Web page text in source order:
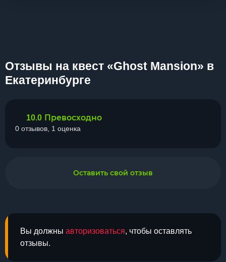
Отзывы на квест «Ghost Mansion» в
Екатеринбурге
Вы должны авторизоваться, чтобы оставлять
отзывы.
10.0 Превосходно
0 отзывов, 1 оценка
Оставить свой отзыв